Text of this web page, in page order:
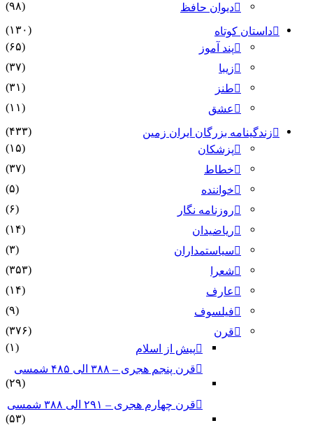
دیوان حافظ
(۹۸)
داستان کوتاه
(۱۳۰)
پند آموز
(۶۵)
زیبا
(۳۷)
طنز
(۳۱)
عشق
(۱۱)
زندگینامه بزرگان ایران زمین
(۴۳۳)
پزشکان
(۱۵)
خطاط
(۳۷)
خواننده
(۵)
روزنامه نگار
(۶)
ریاضیدان
(۱۴)
سیاستمداران
(۳)
شعرا
(۳۵۳)
عارف
(۱۴)
فیلسوف
(۹)
قرن
(۳۷۶)
پیش از اسلام
(۱)
قرن پنجم هجری – ۳۸۸ الی ۴۸۵ شمسی
(۲۹)
قرن چهارم هجری – ۲۹۱ الی ۳۸۸ شمسی
(۵۳)